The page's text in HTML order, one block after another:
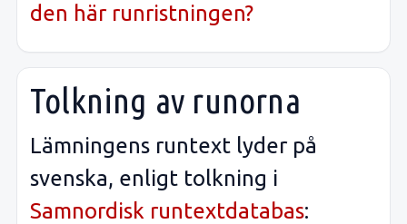
den här runristningen?
Tolkning av runorna
Lämningens runtext lyder på
svenska, enligt tolkning i
Samnordisk runtextdatabas: